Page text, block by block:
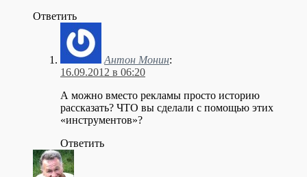
Ответить
Антон Монин:
16.09.2012 в 06:20
А можно вместо рекламы просто историю
рассказать? ЧТО вы сделали с помощью этих
«инструментов»?
Ответить